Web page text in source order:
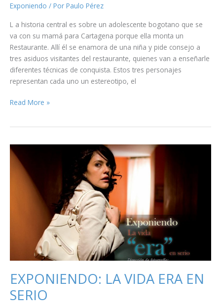
Exponiendo / Por Paulo Pérez
L a historia central es sobre un adolescente bogotano que se
va con su mamá para Cartagena porque ella monta un
Restaurante. Allí él se enamora de una niña y pide consejo a
tres asiduos visitantes del restaurante, quienes van a enseñarle
diferentes técnicas de conquista. Estos tres personajes
representan cada uno un estereotipo, el
EXPONIENDO:
PARA
BESO
Read More »
EXPONIENDO: LA VIDA ERA EN
SERIO